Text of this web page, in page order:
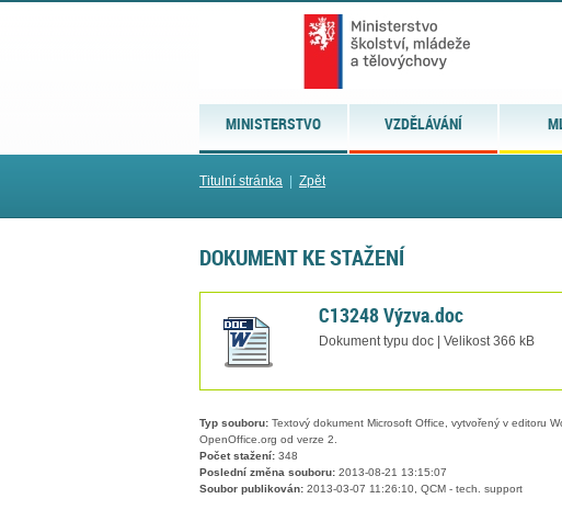
MINISTERSTVO VZDĚLÁVÁNÍ
Titulní stránka Zpět
DOKUMENT KE STAŽENÍ
C13248 Výzva.doc
Dokument typu doc | Velikost 366 kB
Typ souboru: Textový dokument Microsoft Office, vytvořený v editoru
OpenOffice.org od verze 2.
Počet stažení: 348
Poslední změna souboru: 2013-08-21 13:15:07
Soubor publikován: 2013-03-07 11:26:10, QCM - tech. support